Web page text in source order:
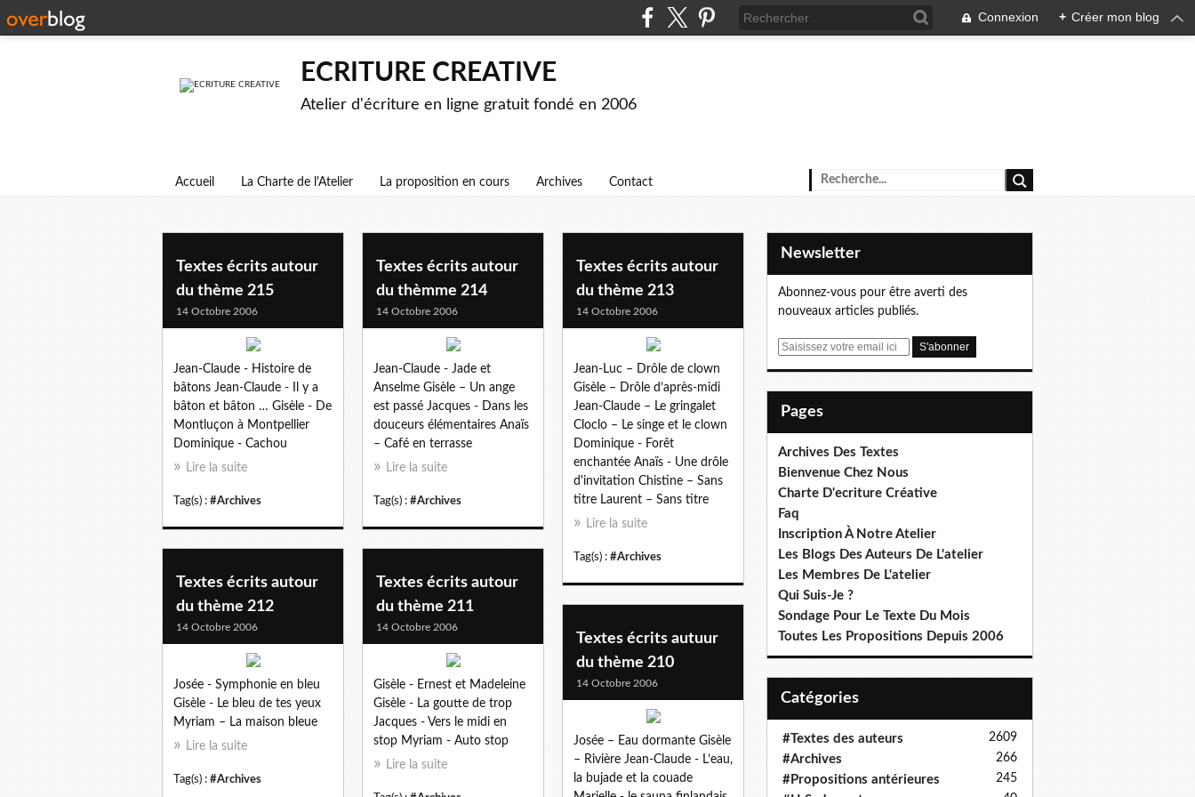
Connexion + Créer mon blog
ECRITURE CREATIVE
Atelier d'écriture en ligne gratuit fondé en 2006
Accueil La Charte de l'Atelier La proposition en cours Archives Contact
archives
Textes écrits autour
du thème 215
14 Octobre 2006
Jean-Claude - Histoire de
bâtons Jean-Claude - Il y a
bâton et bâton … Gisèle - De
Montluçon à Montpellier
Dominique - Cachou
Lire la suite
Tag(s) : #Archives
Textes écrits autour
du thèmme 214
14 Octobre 2006
Jean-Claude - Jade et
Anselme Gisèle – Un ange
est passé Jacques - Dans les
douceurs élémentaires Anaïs
– Café en terrasse
Lire la suite
Tag(s) : #Archives
Textes écrits autour
du thème 213
14 Octobre 2006
Jean-Luc – Drôle de clown
Gisèle – Drôle d’après-midi
Jean-Claude – Le gringalet
Cloclo – Le singe et le clown
Dominique - Forêt
enchantée Anaïs - Une drôle
d'invitation Chistine – Sans
titre Laurent – Sans titre
Lire la suite
Tag(s) : #Archives
Textes écrits autour
du thème 212
14 Octobre 2006
Josée - Symphonie en bleu
Gisèle - Le bleu de tes yeux
Myriam – La maison bleue
Lire la suite
Tag(s) : #Archives
Textes écrits autour
du thème 211
14 Octobre 2006
Gisèle - Ernest et Madeleine
Gisèle - La goutte de trop
Jacques - Vers le midi en
stop Myriam - Auto stop
Lire la suite
Textes écrits autuur
du thème 210
14 Octobre 2006
Josée – Eau dormante Gisèle
– Rivière Jean-Claude - L’eau,
la bujade et la couade
Newsletter
Abonnez-vous pour être averti des
nouveaux articles publiés.
E
Pages
Archives Des Textes
Bienvenue Chez Nous
Charte D'ecriture Créative
Faq
Inscription À Notre Atelier
Les Blogs Des Auteurs De L'atelier
Les Membres De L'atelier
Qui Suis-Je ?
Sondage Pour Le Texte Du Mois
Toutes Les Propositions Depuis 2006
Catégories
#Textes des auteurs 2609
#Archives 266
#Propositions antérieures 245